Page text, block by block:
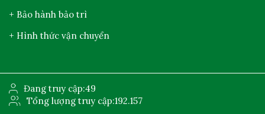
+ Bảo hành bảo trì
+ Hình thức vận chuyển
Đang truy cập:49
Tổng lượng truy cập:192.157